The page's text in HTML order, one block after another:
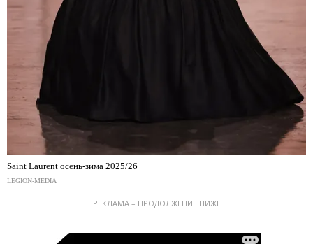
Saint Laurent осень-зима 2025/26
LEGION-MEDIA
РЕКЛАМА – ПРОДОЛЖЕНИЕ НИЖЕ